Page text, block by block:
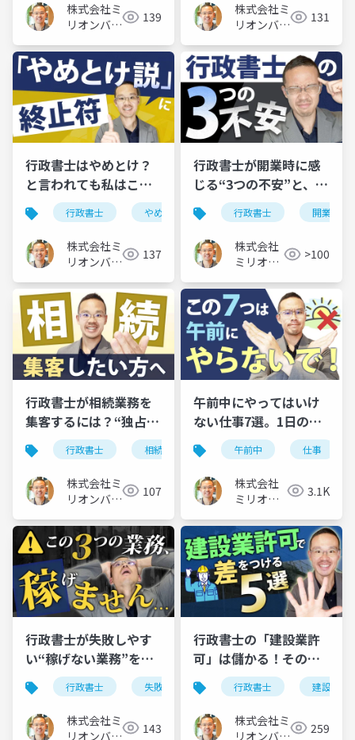
株式会社ミ
リオンバリ
139
株式会社ミ
リオンバリ
131
行政書士はやめとけ？
と言われても私はこう
考える行政書士 やめとけ
株式会社ミ
リオンバリ
137
行政書士が開業時に感
じる“3つの不安”と、そ
の乗り越え方
行政書士 開業
株式会社
ミリオン
>100
行政書士が相続業務を
集客するには？“独占業
務じゃなくても売れ
る”見せ方の戦略
行政書士 相続
株式会社ミ
リオンバリ
107
午前中にやってはいけ
ない仕事7選。1日のモ
デルスケジュールも公
開
午前中 仕事
株式会社
ミリオン
3.1K
行政書士が失敗しやす
い“稼げない業務”を徹
底解説行政書士 失敗 業務
株式会社ミ
リオンバリ
143
行政書士の「建設業許
可」は儲かる！その理
由と差別化のコツ×５
行政書士 建設業許
株式会社ミ
リオンバリ
259